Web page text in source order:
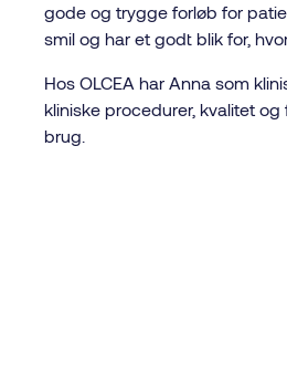
gode og trygge forløb for
smil og har et godt blik for,
Hos OLCEA har Anna som
kliniske procedurer, kvalitet
brug.